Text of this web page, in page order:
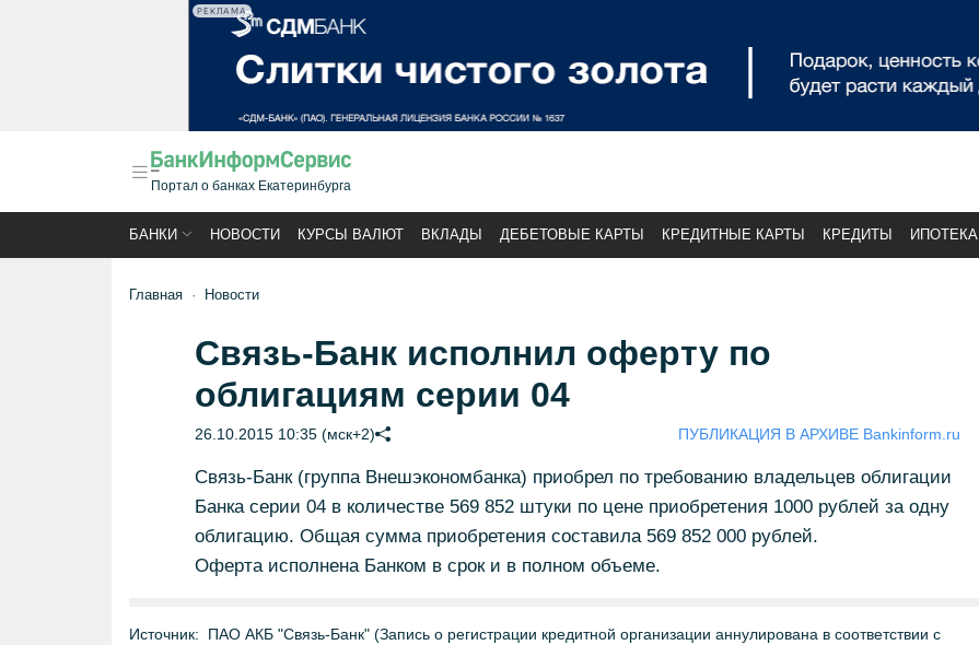
РЕКЛАМА
Портал о банках Екатеринбурга
БАНКИ НОВОСТИ КУРСЫ ВАЛЮТ ВКЛАДЫ ДЕБЕТОВЫЕ КАРТЫ КРЕДИТНЫЕ КАРТЫ КРЕДИТЫ ИПОТЕКА
Главная Новости
Связь-Банк исполнил оферту по
облигациям серии 04
26.10.2015 10:35 (мск+2) ПУБЛИКАЦИЯ В АРХИВЕ Bankinform.ru
Связь-Банк (группа Внешэкономбанка) приобрел по требованию владельцев облигации
Банка серии 04 в количестве 569 852 штуки по цене приобретения 1000 рублей за одну
облигацию. Общая сумма приобретения составила 569 852 000 рублей.
Оферта исполнена Банком в срок и в полном объеме.
Источник:
ПАО АКБ "Связь-Банк" (Запись о регистрации кредитной организации аннулирована в соответствии с